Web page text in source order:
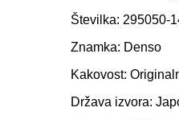
Številka: 295050-
Znamka: Denso
Kakovost:
Država izvora: